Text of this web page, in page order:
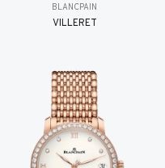
BLANCPAIN
VILLERET